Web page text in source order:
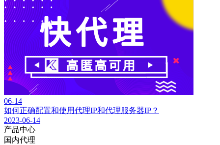
06-14
如何正确配置和使用代理IP和代理服务器IP？
2023-06-14
产品中心
国内代理